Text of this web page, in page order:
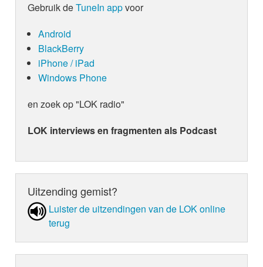
Gebruik deTuneIn appvoor
Android
BlackBerry
iPhone / iPad
Windows Phone
en zoek op "LOK radio"
LOK interviews en fragmenten als Podcast
Uitzending gemist?
Luister de uit­zen­din­gen van de LOK online
terug